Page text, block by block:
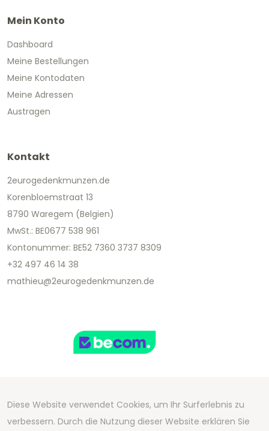
Mein Konto
Dashboard
Meine Bestellungen
Meine Kontodaten
Meine Adressen
Austragen
Kontakt
2eurogedenkmunzen.de
Korenbloemstraat 13
8790 Waregem (Belgien)
MwSt.: BE0677 538 961
Kontonummer: BE52 7360 3737 8309
+32 497 46 14 38
mathieu@2eurogedenkmunzen.de
Copyright 2026 We Can Do Better Online BV
Development by2mprove- Content by
Diese Website verwendet Cookies, um Ihr Surferlebnis zu
verbessern. Durch die Nutzung dieser Website erklären Sie